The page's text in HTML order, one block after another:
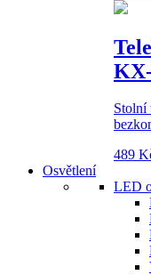
Stolní
489
Osvětlení
LED